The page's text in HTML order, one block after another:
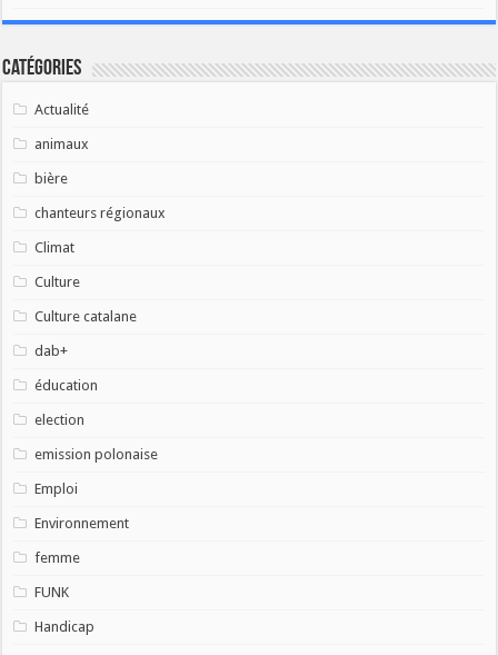
Catégories
Actualité
animaux
bière
chanteurs régionaux
Climat
Culture
Culture catalane
dab+
éducation
election
emission polonaise
Emploi
Environnement
femme
FUNK
Handicap